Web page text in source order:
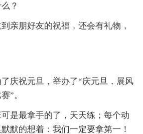
？
亲朋好友的祝福，还会有礼物，
庆祝元旦，举办了“庆元旦，展风
”。
是最拿手的了，天天练；每个动
默的想着：我们一定要拿第一！